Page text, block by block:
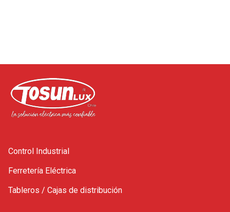
Control Industrial
Ferretería Eléctrica
Tableros / Cajas de distribución